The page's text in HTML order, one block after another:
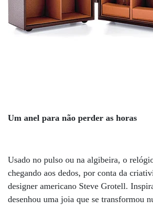
Um anel para não perder as horas
Usado no pulso ou na algibeira, o
chegando aos dedos, por conta da
designer americano Steve Grotell.
desenhou uma joia que se transformou